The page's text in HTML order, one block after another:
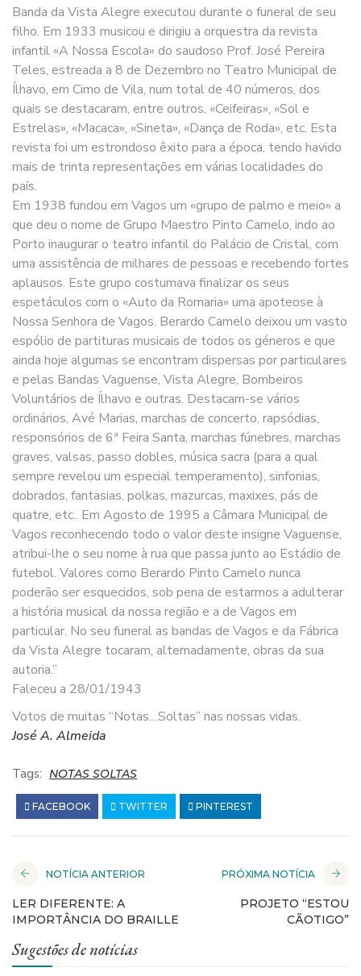
Banda da Vista Alegre executou durante o funeral de seu
filho. Em 1933 musicou e dirigiu a orquestra da revista
infantil «A Nossa Escola» do saudoso Prof. José Pereira
Teles, estreada a 8 de Dezembro no Teatro Municipal de
Ílhavo, em Cimo de Vila, num total de 40 números, dos
quais se destacaram, entre outros, «Ceifeiras», «Sol e
Estrelas», «Macaca», «Sineta», «Dança de Roda», etc. Esta
revista foi um estrondoso êxito para a época, tendo havido
mais de trinta representações em várias localidades do
país.
Em 1938 fundou em Vagos um «grupo de palmo e meio» a
que deu o nome de Grupo Maestro Pinto Camelo, indo ao
Porto inaugurar o teatro infantil do Palácio de Cristal, com
uma assistência de milhares de pessoas e recebendo fortes
aplausos. Este grupo costumava finalizar os seus
espetáculos com o «Auto da Romaria» uma apoteose à
Nossa Senhora de Vagos. Berardo Camelo deixou um vasto
espólio de partituras musicais de todos os géneros e que
ainda hoje algumas se encontram dispersas por particulares
e pelas Bandas Vaguense, Vista Alegre, Bombeiros
Voluntários de Ílhavo e outras. Destacam-se vários
ordinários, Avé Marias, marchas de concerto, rapsódias,
responsórios de 6ª Feira Santa, marchas fúnebres, marchas
graves, valsas, passo dobles, música sacra (para a qual
sempre revelou um especial temperamento), sinfonias,
dobrados, fantasias, polkas, mazurcas, maxixes, pás de
quatre, etc.. Em Agosto de 1995 a Câmara Municipal de
Vagos reconhecendo todo o valor deste insigne Vaguense,
atribui-lhe o seu nome à rua que passa junto ao Estádio de
futebol. Valores como Berardo Pinto Camelo nunca
poderão ser esquecidos, sob pena de estarmos a adulterar
a história musical da nossa região e a de Vagos em
particular. No seu funeral as bandas de Vagos e da Fábrica
da Vista Alegre tocaram, alternadamente, obras da sua
autoria.”
Faleceu a 28/01/1943
Votos de muitas “Notas…Soltas” nas nossas vidas.
José A. Almeida
Tags: NOTAS SOLTAS
FACEBOOK TWITTER PINTEREST
NOTÍCIA ANTERIOR
LER DIFERENTE: A
IMPORTÂNCIA DO BRAILLE
PRÓXIMA NOTÍCIA
PROJETO “ESTOU
CÃOTIGO”
Sugestões de notícias